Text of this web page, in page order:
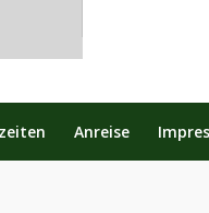
Anreise